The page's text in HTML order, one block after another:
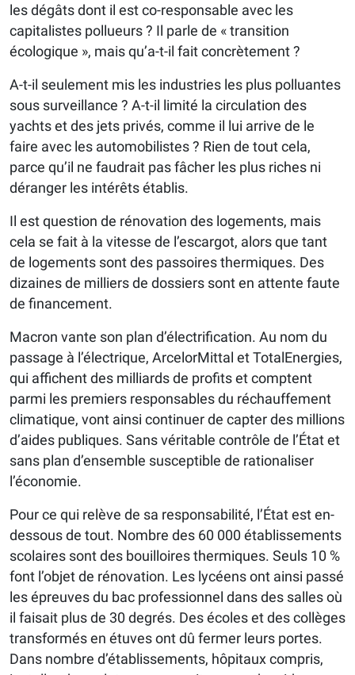
les dégâts dont il est co-responsable avec les
capitalistes pollueurs ? Il parle de « transition
écologique », mais qu’a-t-il fait concrètement ?
A-t-il seulement mis les industries les plus polluantes
sous surveillance ? A-t-il limité la circulation des
yachts et des jets privés, comme il lui arrive de le
faire avec les automobilistes ? Rien de tout cela,
parce qu’il ne faudrait pas fâcher les plus riches ni
déranger les intérêts établis.
Il est question de rénovation des logements, mais
cela se fait à la vitesse de l’escargot, alors que tant
de logements sont des passoires thermiques. Des
dizaines de milliers de dossiers sont en attente faute
de financement.
Macron vante son plan d’électrification. Au nom du
passage à l’électrique, ArcelorMittal et TotalEnergies,
qui affichent des milliards de profits et comptent
parmi les premiers responsables du réchauffement
climatique, vont ainsi continuer de capter des millions
d’aides publiques. Sans véritable contrôle de l’État et
sans plan d’ensemble susceptible de rationaliser
l’économie.
Pour ce qui relève de sa responsabilité, l’État est en-
dessous de tout. Nombre des 60 000 établissements
scolaires sont des bouilloires thermiques. Seuls 10 %
font l’objet de rénovation. Les lycéens ont ainsi passé
les épreuves du bac professionnel dans des salles où
il faisait plus de 30 degrés. Des écoles et des collèges
transformés en étuves ont dû fermer leurs portes.
Dans nombre d’établissements, hôpitaux compris,